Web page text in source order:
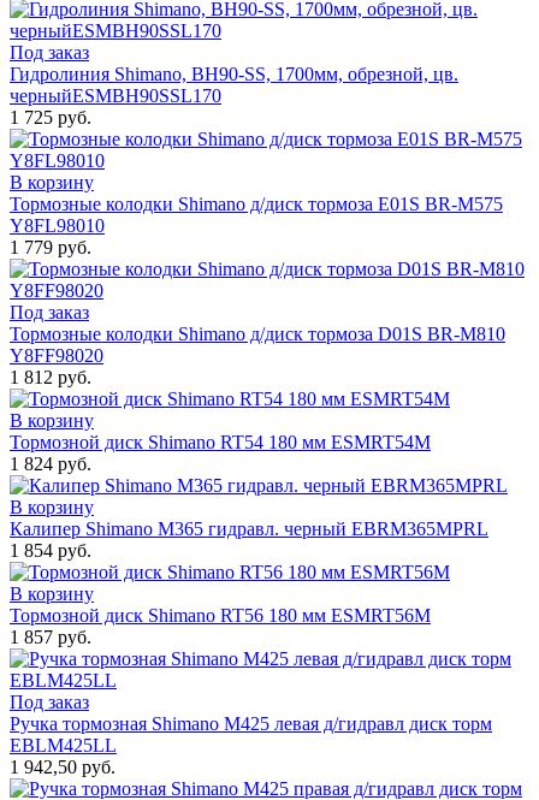
Под заказ
Гидролиния Shimano, BH90-SS, 1700мм, обрезной, цв.
черныйESMBH90SSL170
1 725 руб.
В корзину
Тормозные колодки Shimano д/диск тормоза E01S BR-M575
Y8FL98010
1 779 руб.
Под заказ
Тормозные колодки Shimano д/диск тормоза D01S BR-M810
Y8FF98020
1 812 руб.
В корзину
Тормозной диск Shimano RT54 180 мм ESMRT54M
1 824 руб.
В корзину
Калипер Shimano M365 гидравл. черный EBRM365MPRL
1 854 руб.
В корзину
Тормозной диск Shimano RT56 180 мм ESMRT56M
1 857 руб.
Под заказ
Ручка тормозная Shimano M425 левая д/гидравл диск торм
EBLM425LL
1 942,50 руб.